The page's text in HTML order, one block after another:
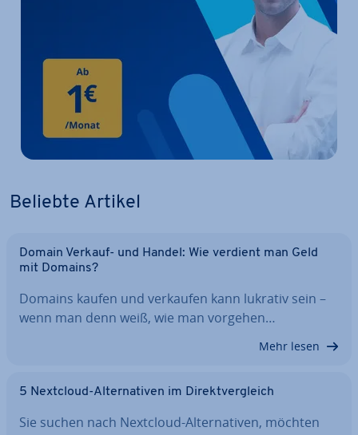
Beliebte Artikel
Domain Verkauf- und Handel: Wie verdient man Geld
mit Domains?
Domains kaufen und verkaufen kann lukrativ sein –
wenn man denn weiß, wie man vorgehen…
Mehr lesen
5 Nextcloud-Al­ter­na­ti­ven im Di­rekt­ver­gleich
Sie suchen nach Nextcloud-Al­ter­na­ti­ven, möchten